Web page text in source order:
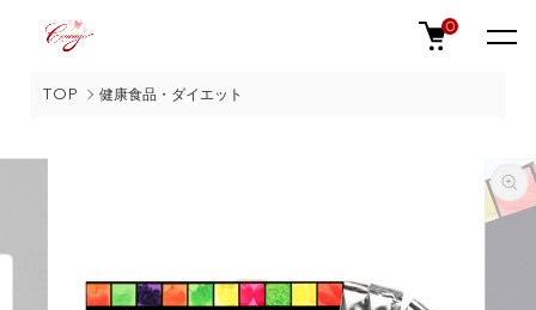
0
TOP 健康食品・ダイエット